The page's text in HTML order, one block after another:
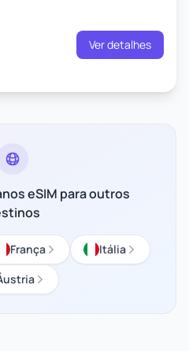
Ver detalhes
eSIM para outros
França
Itália